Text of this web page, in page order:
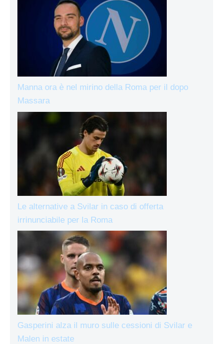
Manna ora è nel mirino della Roma per il dopo
Massara
Le alternative a Svilar in caso di offerta
irrinunciabile per la Roma
Gasperini alza il muro sulle cessioni di Svilar e
Malen in estate